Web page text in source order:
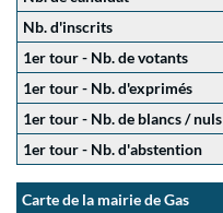
Nb. d'inscrits
1er tour - Nb. de votants
1er tour - Nb. d'exprimés
1er tour - Nb. de blancs / nuls
1er tour - Nb. d'abstention
Carte de la mairie de Gas